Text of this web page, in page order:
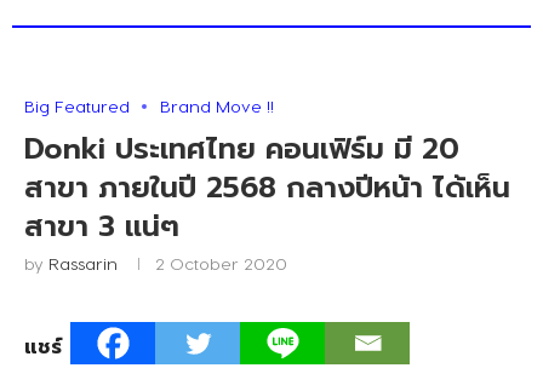
Big Featured Brand Move !!
Donki ประเทศไทย คอนเฟิร์ม มี 20
สาขา ภายในปี 2568 กลางปีหน้า ได้เห็น
สาขา 3 แน่ๆ
by Rassarin 2 October 2020
แชร์